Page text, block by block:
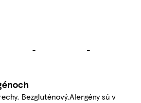
- -
Bezgluténový.Alergény sú v